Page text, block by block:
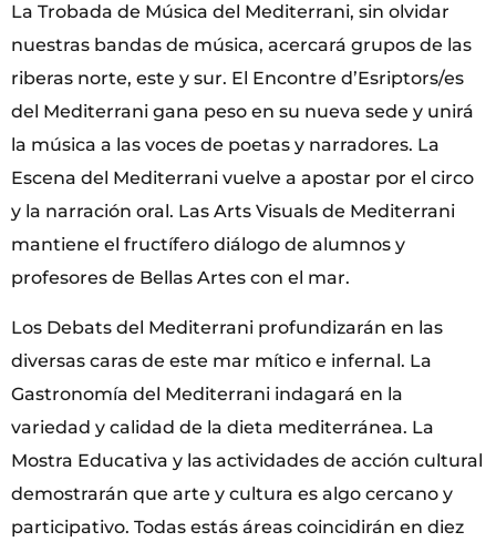
La Trobada de Música del Mediterrani, sin olvidar
nuestras bandas de música, acercará grupos de las
riberas norte, este y sur. El Encontre d’Esriptors/es
del Mediterrani gana peso en su nueva sede y unirá
la música a las voces de poetas y narradores. La
Escena del Mediterrani vuelve a apostar por el circo
y la narración oral. Las Arts Visuals de Mediterrani
mantiene el fructífero diálogo de alumnos y
profesores de Bellas Artes con el mar.
Los Debats del Mediterrani profundizarán en las
diversas caras de este mar mítico e infernal. La
Gastronomía del Mediterrani indagará en la
variedad y calidad de la dieta mediterránea. La
Mostra Educativa y las actividades de acción cultural
demostrarán que arte y cultura es algo cercano y
participativo. Todas estás áreas coincidirán en diez